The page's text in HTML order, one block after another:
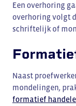
Een overhoring
overhoring volgt
schriftelijk of
Naast
mondelingen,
formatief